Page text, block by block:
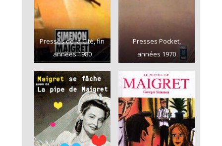
Presses de la Cité, fin
années 1980
Presses Pocket,
années 1970